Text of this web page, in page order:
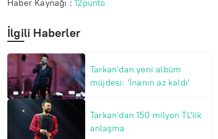
Haber Kaynağı :12punto
İlgili Haberler
Tarkan'dan yeni albüm
müjdesi: 'İnanın az kaldı'
Tarkan'dan 150 milyon TL'lik
anlaşma